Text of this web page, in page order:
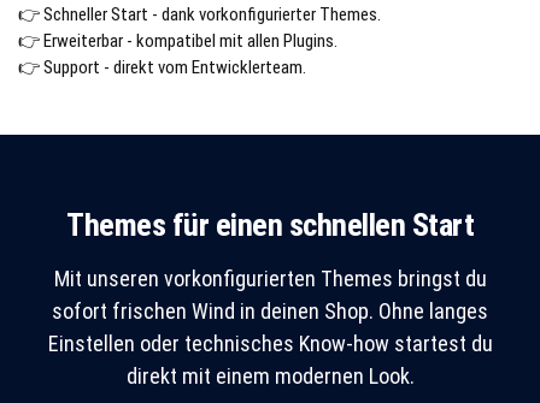
👉 Schneller Start - dank vorkonfigurierter Themes.
👉 Erweiterbar - kompatibel mit allen Plugins.
👉 Support - direkt vom Entwicklerteam.
Themes für einen schnellen Start
Mit unseren vorkonfigurierten Themes bringst du
sofort frischen Wind in deinen Shop. Ohne langes
Einstellen oder technisches Know-how startest du
direkt mit einem modernen Look.